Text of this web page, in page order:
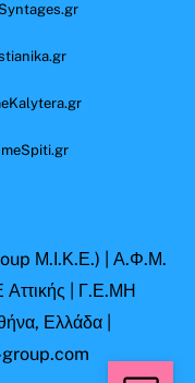
Μ.Ι.Κ.Ε.) | Α.Φ.Μ.
| Γ.Ε.ΜΗ
Ελλάδα |